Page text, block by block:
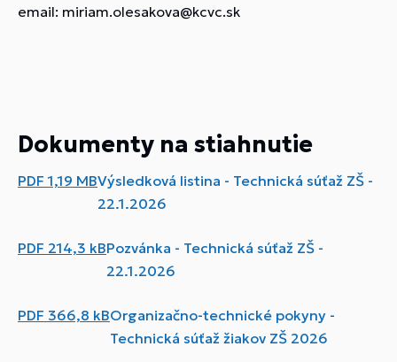
email: miriam.olesakova@kcvc.sk
Dokumenty na stiahnutie
PDF1,19 MBVýsledková listina - Technická súťaž ZŠ -
22.1.2026
PDF 214,3 kBPozvánka - Technická súťaž ZŠ -
22.1.2026
PDF 366,8 kBOrganizačno-technické pokyny -
Technická súťaž žiakov ZŠ 2026